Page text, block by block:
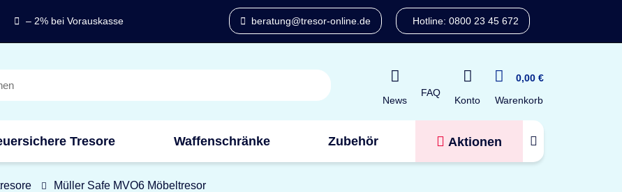
– 2% bei Vorauskasse beratung@tresor-online.de Hotline: 0800 23 45 672
News
FAQ
Konto
0,00 €
Warenkorb
Tresore Waffenschränke Zubehör Aktionen
Müller Safe MVO6 Möbeltresor